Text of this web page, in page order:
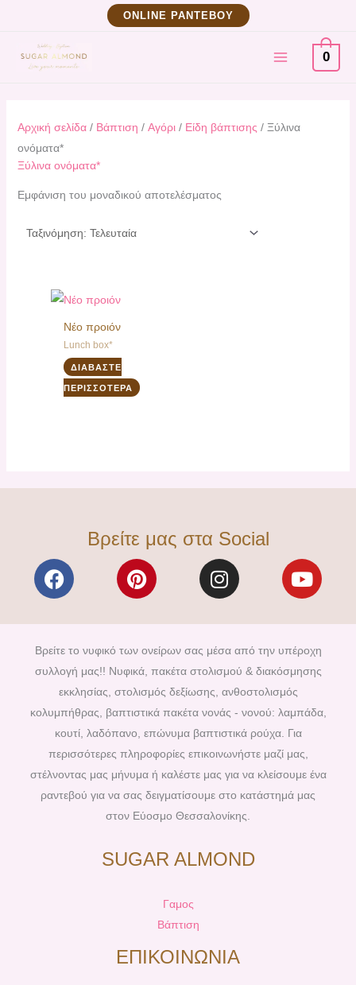
περιεχόμενο
ΟNLINE ΡΑΝΤΕΒΟΥ
MAIN
MENU
0
Αρχική σελίδα/ Βάπτιση / Αγόρι/ Είδη βάπτισης / Ξύλινα
ονόματα*
Ξύλινα ονόματα*
Εμφάνιση του μοναδικού αποτελέσματος
Νέο προιόν
Lunch box*
ΔΙΑΒΆΣΤΕ
ΠΕΡΙΣΣΌΤΕΡΑ
Βρείτε μας στα Social
F
a
e
b
o
o
k
P
i
t
e
r
e
s
t
I
n
t
a
g
r
a
m
Y
o
t
u
b
Βρείτε το νυφικό των ονείρων σας μέσα από την υπέροχη
συλλογή μας!! Νυφικά, πακέτα στολισμού & διακόσμησης
εκκλησίας, στολισμός δεξίωσης, ανθοστολισμός
κολυμπήθρας, βαπτιστικά πακέτα νονάς - νονού: λαμπάδα,
κουτί, λαδόπανο, επώνυμα βαπτιστικά ρούχα. Για
περισσότερες πληροφορίες επικοινωνήστε μαζί μας,
στέλνοντας μας μήνυμα ή καλέστε μας για να κλείσουμε ένα
ραντεβού για να σας δειγματίσουμε στο κατάστημά μας
στον Εύοσμο Θεσσαλονίκης.
SUGAR ALMOND
Γαμος
Βάπτιση
ΕΠΙΚΟΙΝΩΝΙΑ